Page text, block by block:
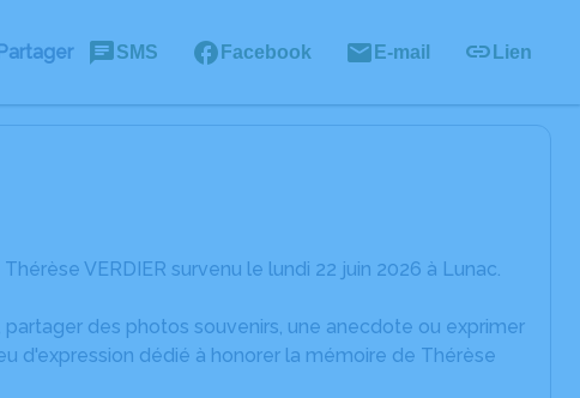
Partager SMS Facebook E-mail Lien
VERDIER survenu le lundi 22 juin 2026 à Lunac.
des photos souvenirs, une anecdote ou exprimer
d'expression dédié à honorer la mémoire de Thérèse